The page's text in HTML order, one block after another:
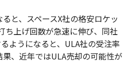
と、スペースX社の格安ロケッ
ち上げ回数が急速に伸び、同社
ようになると、ULA社の受注率
、近年ではULA売却の可能性が